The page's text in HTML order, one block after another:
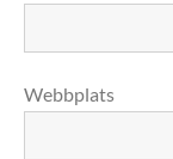
Webbplats